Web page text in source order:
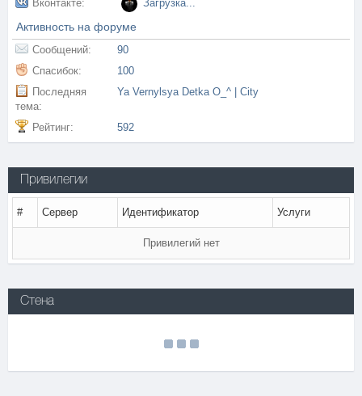
Вконтакте: Загрузка...
Активность на форуме
Сообщений:
90
Спасибок:
100
Последняя
тема:
Ya Vernylsya Detka O_^ | City
Рейтинг: 592
Привилегии
# Сервер Идентификатор Услуги
Привилегий нет
Стена